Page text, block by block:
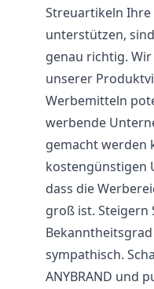
Streuartikeln
unterstützen, sind
genau richtig.
unserer
Werbemitteln
werbende
gemacht werden
kostengünstigen
dass die
groß ist. Steigern
sympathisch.
ANYBRAND und